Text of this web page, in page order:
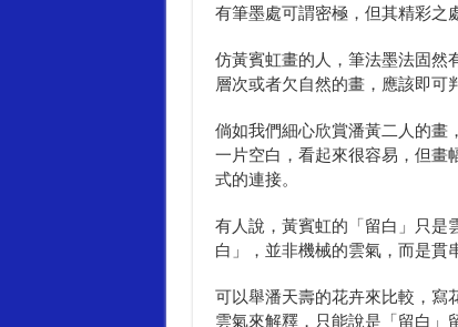
有筆墨處可謂密極，但其精彩之
仿黃賓虹畫的人，筆法墨法固然
層次或者欠自然的畫，應該即可
倘如我們細心欣賞潘黃二人的畫
一片空白，看起來很容易，但畫
式的連接。
有人說，黃賓虹的「留白」只是
白」，並非機械的雲氣，而是貫
可以舉潘天壽的花卉來比較，寫
雲氣來解釋，只能說是「留白」